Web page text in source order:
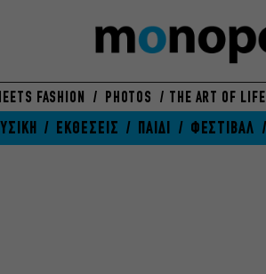
FASHION PHOTOS THE ART OF LIFE
ΕΚΘΕΣΕΙΣ ΠΑΙΔΙ ΦΕΣΤΙΒΑΛ